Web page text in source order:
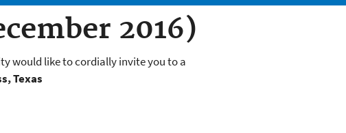
2016)
would like to cordially invite you to a
Texas